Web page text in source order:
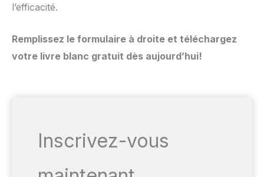
l’efficacité.
Remplissez le formulaire à droite et téléchargez
votre livre blanc gratuit dès aujourd’hui!
Inscrivez-vous